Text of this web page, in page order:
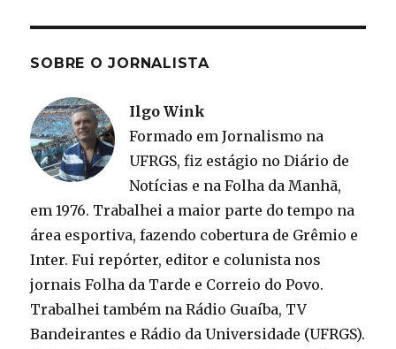
SOBRE O JORNALISTA
Ilgo Wink
Formado em Jornalismo na
UFRGS, fiz estágio no Diário de
Notícias e na Folha da Manhã,
em 1976. Trabalhei a maior parte do tempo na
área esportiva, fazendo cobertura de Grêmio e
Inter. Fui repórter, editor e colunista nos
jornais Folha da Tarde e Correio do Povo.
Trabalhei também na Rádio Guaíba, TV
Bandeirantes e Rádio da Universidade (UFRGS).